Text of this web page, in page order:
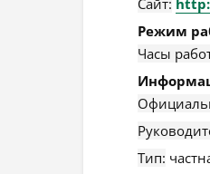
Режим
Часы
Тип: